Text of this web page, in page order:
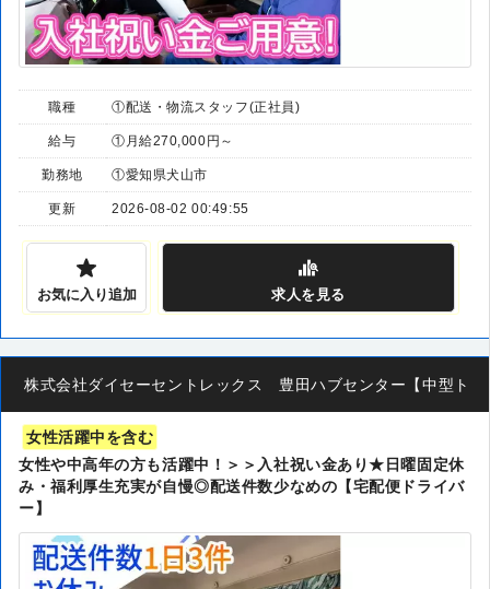
職種 ①配送・物流スタッフ(正社員)
給与 ①月給270,000円～
勤務地 ①愛知県犬山市
更新 2026-08-02 00:49:55
お気に入り追加 求人 を見る
株式会社ダイセーセントレックス 豊田ハブセンター【中型ト
女性活躍中を含む
女性や中高年の方も活躍中！＞＞入社祝い金あり★日曜固定休
み・福利厚生充実が自慢◎配送件数少なめの【宅配便ドライバ
ー】